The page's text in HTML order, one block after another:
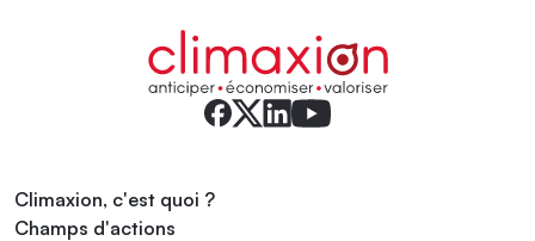
Climaxion, c'est quoi ?
Champs d'actions